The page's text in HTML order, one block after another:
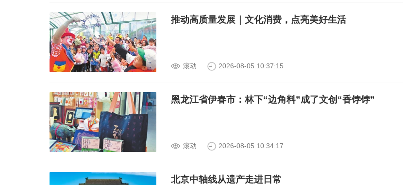
推动高质量发展｜文化消费，点亮美好生活
滚动 2026-08-05 10:37:15
黑龙江省伊春市：林下“边角料”成了文创“香饽饽”
滚动 2026-08-05 10:34:17
北京中轴线从遗产走进日常